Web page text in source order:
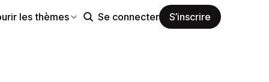
les thèmes Se connecter S’inscrire